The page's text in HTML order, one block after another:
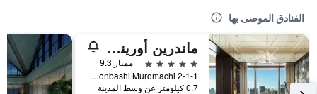
الفنادق الموصى بها
ماندرين أورينتال، طوكيو
5 نجوم
ممتاز 9.3
2-1-1 Nihonbashi Muromachi, طوكيو, اليابان
0.7 كيلومتر عن وسط المدينة